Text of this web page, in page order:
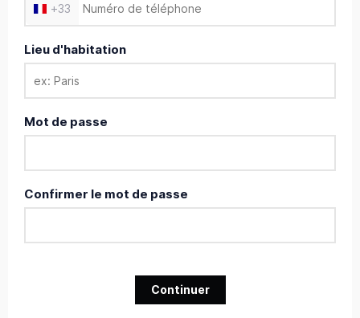
+33
Lieu d'habitation
Mot de passe
Confirmer le mot de passe
Continuer